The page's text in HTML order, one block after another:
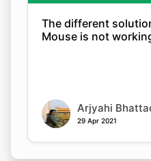
The different
Mouse is not
Arjyahi
29 Apr 2021